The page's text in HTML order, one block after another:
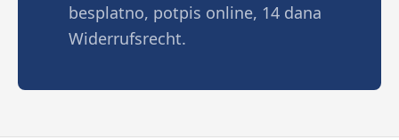
besplatno, potpis online, 14 dana
Widerrufsrecht.